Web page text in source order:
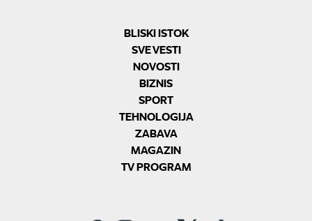
BLISKI ISTOK
SVE VESTI
NOVOSTI
BIZNIS
SPORT
TEHNOLOGIJA
ZABAVA
MAGAZIN
TV PROGRAM